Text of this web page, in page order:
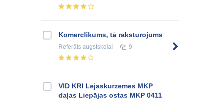
Komerclikums, tā raksturojums
Referāts augstskolai 9
VID KRI Lejaskurzemes MKP
daļas Liepājas ostas MKP 0411